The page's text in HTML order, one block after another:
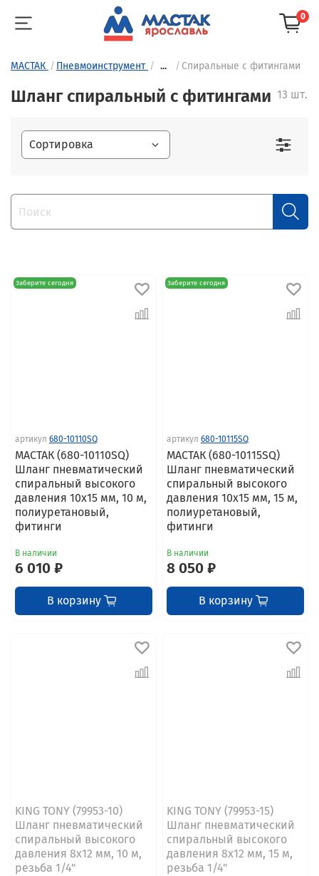
0
МАСТАК Пневмоинструмент ... Спиральные с фитингами
Шланг спиральный с фитингами 13 шт.
Заберите сегодня
артикул 680-10110SQ
МАСТАК (680-10110SQ)
Шланг пневматический
спиральный высокого
давления 10х15 мм, 10 м,
полиуретановый,
фитинги
В наличии
6 010 ₽
В корзину
Заберите сегодня
артикул 680-10115SQ
МАСТАК (680-10115SQ)
Шланг пневматический
спиральный высокого
давления 10х15 мм, 15 м,
полиуретановый,
фитинги
В наличии
8 050 ₽
В корзину
KING TONY (79953-10)
Шланг пневматический
спиральный высокого
давления 8х12 мм, 10 м,
резьба 1/4"
KING TONY (79953-15)
Шланг пневматический
спиральный высокого
давления 8х12 мм, 15 м,
резьба 1/4"